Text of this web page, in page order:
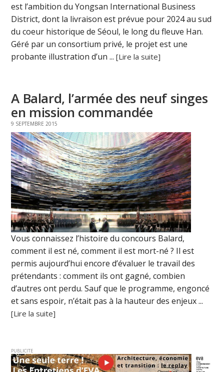
est l’ambition du Yongsan International Business
District, dont la livraison est prévue pour 2024 au sud
du coeur historique de Séoul, le long du fleuve Han.
Géré par un consortium privé, le projet est une
probante illustration d’un ...[Lire la suite]
A Balard, l’armée des neuf singes
en mission commandée
9 SEPTEMBRE 2015
Vous connaissez l’histoire du concours Balard,
comment il est né, comment il est mort-né ? Il est
permis aujourd’hui encore d’évaluer le travail des
prétendants : comment ils ont gagné, combien
d’autres ont perdu. Sauf que le programme, engoncé
et sans espoir, n’était pas à la hauteur des enjeux ...
[Lire la suite]
PUBLICITE